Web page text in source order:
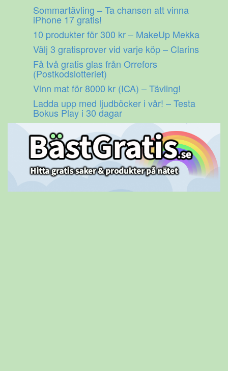
Sommartävling – Ta chansen att vinna
iPhone 17 gratis!
10 produkter för 300 kr – MakeUp Mekka
Välj 3 gratisprover vid varje köp – Clarins
Få två gratis glas från Orrefors
(Postkodslotteriet)
Vinn mat för 8000 kr (ICA) – Tävling!
Ladda upp med ljudböcker i vår! – Testa
Bokus Play i 30 dagar